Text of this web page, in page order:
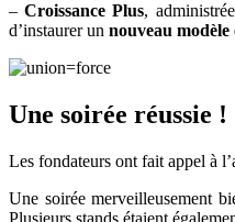
– Croissance Plus,
d’instaurer un nouveau
Une soirée réussie !
Les fondateurs ont fait appel à
Une soirée merveilleusement
Plusieurs stands étaient